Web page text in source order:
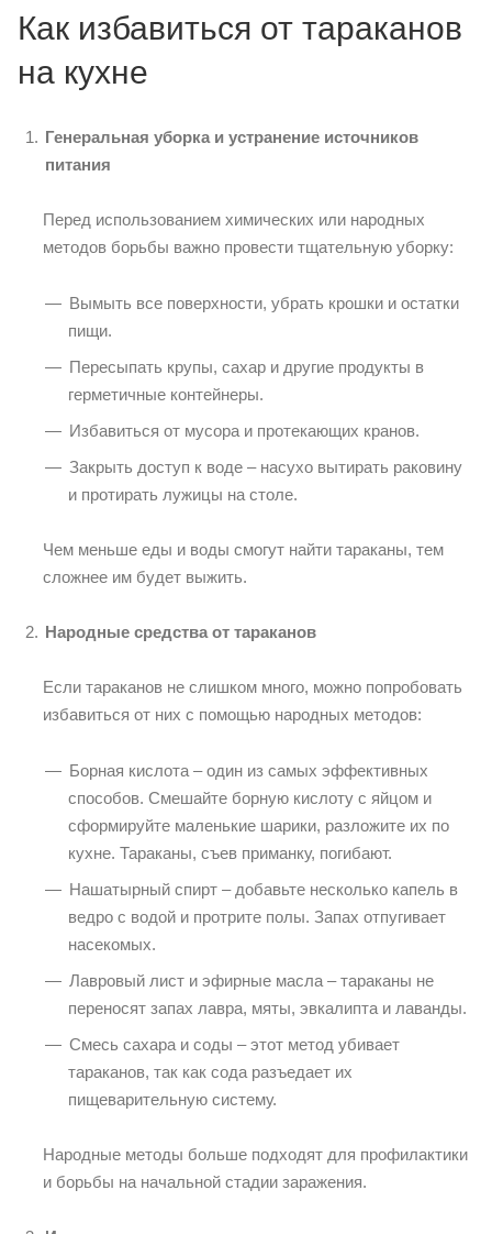
Как избавиться от тараканов
на кухне
Генеральная уборка и устранение источников
питания
Перед использованием химических или народных
методов борьбы важно провести тщательную уборку:
Вымыть все поверхности, убрать крошки и остатки
пищи.
Пересыпать крупы, сахар и другие продукты в
герметичные контейнеры.
Избавиться от мусора и протекающих кранов.
Закрыть доступ к воде – насухо вытирать раковину
и протирать лужицы на столе.
Чем меньше еды и воды смогут найти тараканы, тем
сложнее им будет выжить.
Народные средства от тараканов
Если тараканов не слишком много, можно попробовать
избавиться от них с помощью народных методов:
Борная кислота – один из самых эффективных
способов. Смешайте борную кислоту с яйцом и
сформируйте маленькие шарики, разложите их по
кухне. Тараканы, съев приманку, погибают.
Нашатырный спирт – добавьте несколько капель в
ведро с водой и протрите полы. Запах отпугивает
насекомых.
Лавровый лист и эфирные масла – тараканы не
переносят запах лавра, мяты, эвкалипта и лаванды.
Смесь сахара и соды – этот метод убивает
тараканов, так как сода разъедает их
пищеварительную систему.
Народные методы больше подходят для профилактики
и борьбы на начальной стадии заражения.